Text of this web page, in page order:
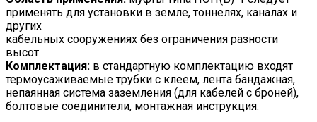
применять для установки в земле, тоннелях, каналах и
других
кабельных сооружениях без ограничения разности
высот.
Комплектация: в стандартную комплектацию входят
термоусаживаемые трубки с клеем, лента бандажная,
непаянная система заземления (для кабелей с броней),
болтовые соединители, монтажная инструкция.